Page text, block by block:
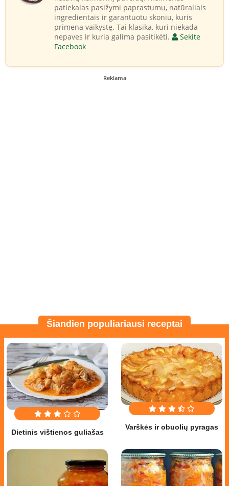
patiekalas pasižymi paprastumu, natūraliais
ingredientais ir garantuotu skoniu, kuris
primena vaikystę. Tai klasika, kuri niekada
nepaves ir kuria galima pasitikėti.
Sekite
Facebook
Reklama
Šiandien populiariausi receptai
Dietinis vištienos guliašas
Varškės ir obuolių pyragas